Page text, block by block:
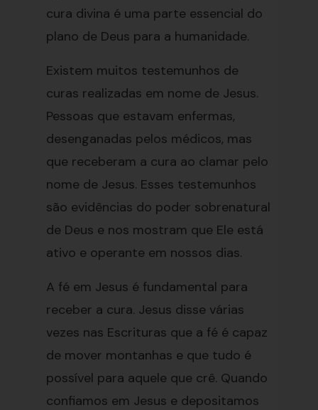
cura divina é uma parte essencial do
plano de Deus para a humanidade.
Existem muitos testemunhos de
curas realizadas em nome de Jesus.
Pessoas que estavam enfermas,
desenganadas pelos médicos, mas
que receberam a cura ao clamar pelo
nome de Jesus. Esses testemunhos
são evidências do poder sobrenatural
de Deus e nos mostram que Ele está
ativo e operante em nossos dias.
A fé em Jesus é fundamental para
receber a cura. Jesus disse várias
vezes nas Escrituras que a fé é capaz
de mover montanhas e que tudo é
possível para aquele que crê. Quando
confiamos em Jesus e depositamos